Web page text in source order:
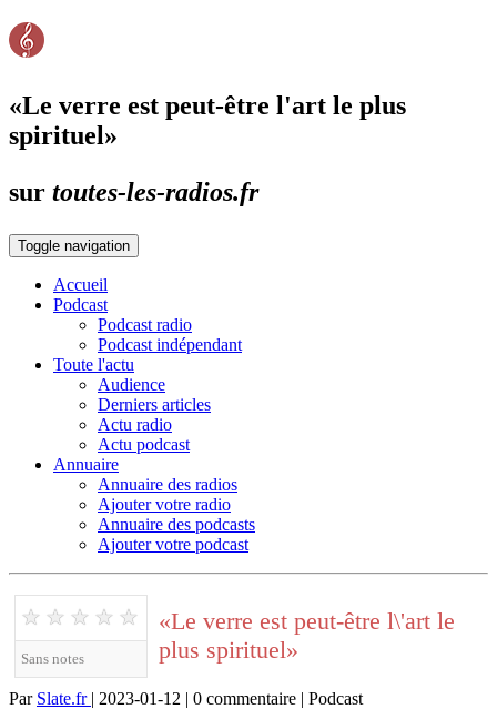
«Le verre est peut-être l'art le plus
spirituel»
sur toutes-les-radios.fr
Toggle navigation
Accueil
Podcast
Podcast radio
Podcast indépendant
Toute l'actu
Audience
Derniers articles
Actu radio
Actu podcast
Annuaire
Annuaire des radios
Ajouter votre radio
Annuaire des podcasts
Ajouter votre podcast
★ ★ ★ ★ ★
Sans notes
«Le verre est peut-être l\'art le
plus spirituel»
Par Slate.fr | 2023-01-12 | 0 commentaire | Podcast